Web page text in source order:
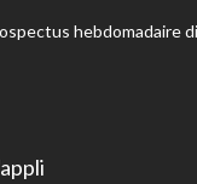
hebdomadaire